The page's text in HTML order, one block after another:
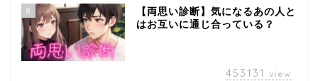
8
【両思い診断】気になるあの人と
はお互いに通じ合っている？
453131 view